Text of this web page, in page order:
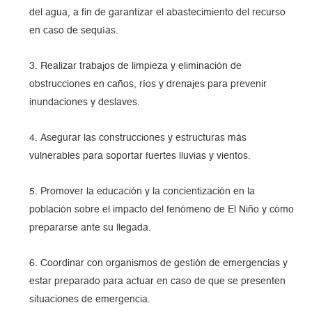
del agua, a fin de garantizar el abastecimiento del recurso
en caso de sequías.
Realizar trabajos de limpieza y eliminación de
obstrucciones en caños, ríos y drenajes para prevenir
inundaciones y deslaves.
Asegurar las construcciones y estructuras más
vulnerables para soportar fuertes lluvias y vientos.
Promover la educación y la concientización en la
población sobre el impacto del fenómeno de El Niño y cómo
prepararse ante su llegada.
Coordinar con organismos de gestión de emergencias y
estar preparado para actuar en caso de que se presenten
situaciones de emergencia.